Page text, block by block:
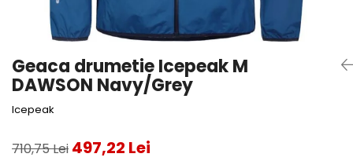
Accesorii tenis
Gripuri & overgripuri
Accesorii teren tenis
Testeaza rachete
Geaca drumetie Icepeak M
DAWSON Navy/Grey
Icepeak
710,75 Lei 497,22 Lei